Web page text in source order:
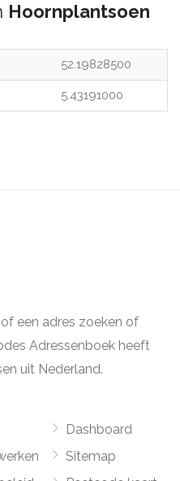
Hoornplantsoen
52.19828500
5.43191000
een adres zoeken of
Adressenboek heeft
uit Nederland.
Dashboard
Sitemap